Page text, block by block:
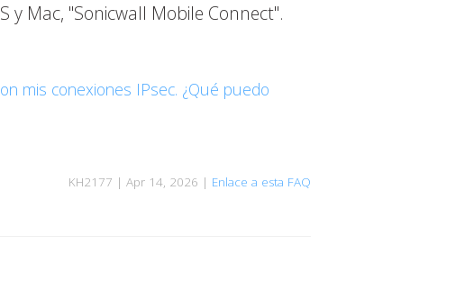
Mac, "Sonicwall Mobile Connect".
mis conexiones IPsec. ¿Qué puedo
KH2177 | Apr 14, 2026 | Enlace a esta FAQ